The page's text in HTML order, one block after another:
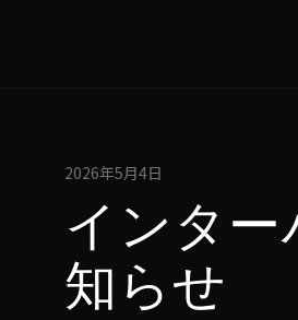
2026年5月4日
インタ
知らせ